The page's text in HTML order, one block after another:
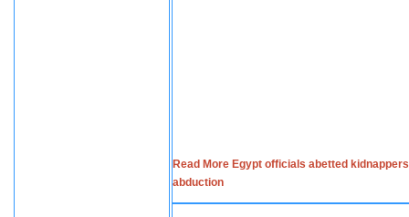
Read More Egypt officials abetted
abduction